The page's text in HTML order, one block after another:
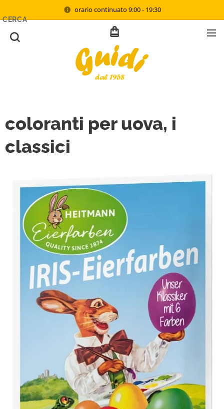
orario continuato 9:00 - 19:30
CERCA
coloranti per uova, i
classici